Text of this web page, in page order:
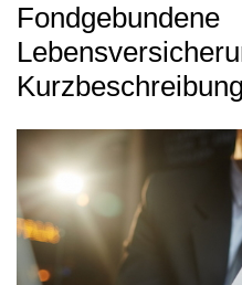
Fondgebundene
Kurzbeschreibung